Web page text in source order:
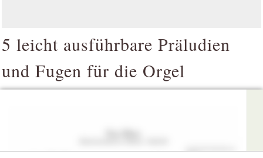
5 leicht ausführbare Präludien
und Fugen für die Orgel